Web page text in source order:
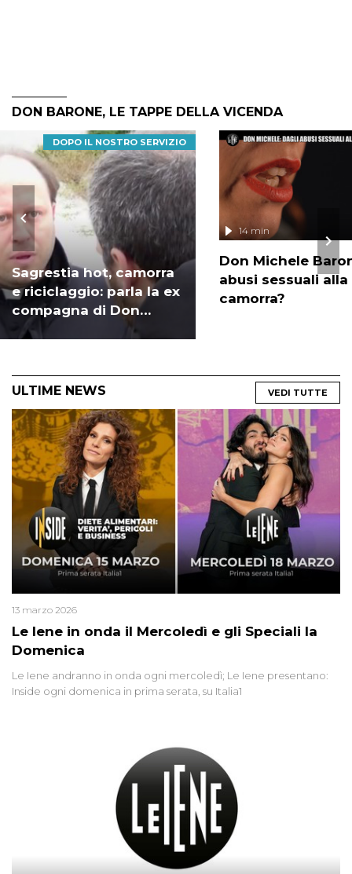
DON BARONE, LE TAPPE DELLA VICENDA
DOPO IL NOSTRO SERVIZIO
Sagrestia hot, camorra
e riciclaggio: parla la ex
compagna di Don
Barone
Don Michele
abusi sessuali alla
camorra?
14 min
ULTIME NEWS VEDI TUTTE
Le Iene in onda il Mercoledì e gli Speciali la
Domenica
13 marzo 2026
Le Iene andranno in onda ogni mercoledì; Le Iene presentano:
Inside ogni domenica in prima serata, su Italia1